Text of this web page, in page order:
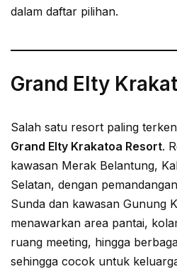
dalam daftar pilihan.
Grand Elty
Salah satu resort paling
Grand Elty Krakatoa Resort.
kawasan Merak Belantung,
Selatan, dengan
Sunda dan kawasan Gunung
menawarkan area pantai,
ruang meeting, hingga
sehingga cocok untuk